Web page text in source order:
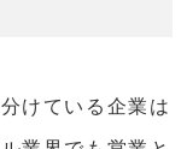
けている企業は